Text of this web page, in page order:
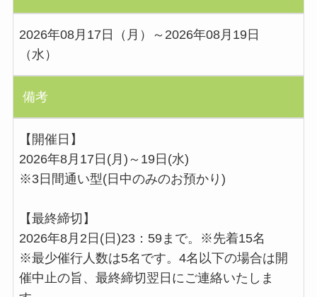
2026年08月17日（月）～2026年08月19日
（水）
備考
【開催日】
2026年8月17日(月)～19日(水)
※3日間通い型(日中のみのお預かり)
【最終締切】
2026年8月2日(日)23：59まで。※先着15名
※最少催行人数は5名です。4名以下の場合は開
催中止の旨、最終締切翌日にご連絡いたしま